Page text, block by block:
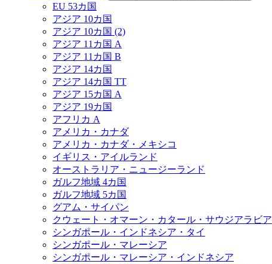
EU 53カ国
アジア 10カ国
アジア 10カ国 (2)
アジア 11カ国 A
アジア 11カ国 B
アジア 14カ国
アジア 14カ国 TT
アジア 15カ国 A
アジア 19カ国
アフリカ A
アメリカ・カナダ
アメリカ・カナダ・メキシコ
イギリス・アイルランド
オーストラリア・ニュージーランド
ガルフ地域 4カ国
ガルフ地域 5カ国
グアム・サイパン
クウェート・オマーン・カタール・サウジアラビア
シンガポール・インドネシア・タイ
シンガポール・マレーシア
シンガポール・マレーシア・インドネシア